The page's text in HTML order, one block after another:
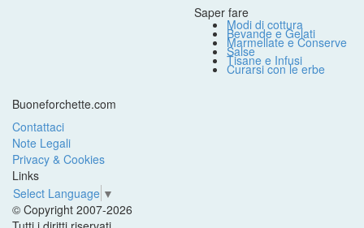
Saper fare
Modi di cottura
Bevande e Gelati
Marmellate e Conserve
Salse
Tisane e Infusi
Curarsi con le erbe
Buoneforchette.com
Contattaci
Note Legali
Privacy & Cookies
Links
Select Language ▼
© Copyright 2007-2026